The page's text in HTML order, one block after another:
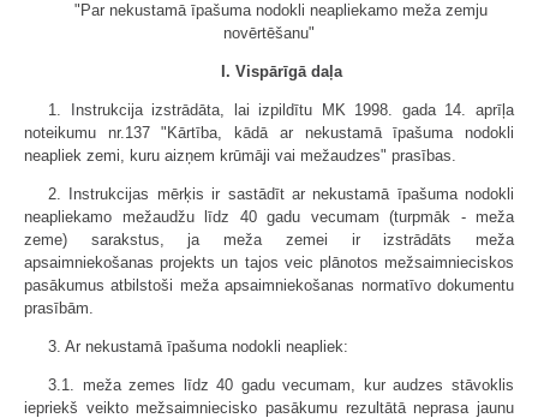
"Par nekustamā īpašuma nodokli neapliekamo meža zemju
novērtēšanu"
I. Vispārīgā daļa
1. Instrukcija izstrādāta, lai izpildītu MK 1998. gada 14. aprīļa
noteikumu nr.137 "Kārtība, kādā ar nekustamā īpašuma nodokli
neapliek zemi, kuru aizņem krūmāji vai mežaudzes" prasības.
2. Instrukcijas mērķis ir sastādīt ar nekustamā īpašuma nodokli
neapliekamo mežaudžu līdz 40 gadu vecumam (turpmāk - meža
zeme) sarakstus, ja meža zemei ir izstrādāts meža
apsaimniekošanas projekts un tajos veic plānotos mežsaimnieciskos
pasākumus atbilstoši meža apsaimniekošanas normatīvo dokumentu
prasībām.
3. Ar nekustamā īpašuma nodokli neapliek:
3.1. meža zemes līdz 40 gadu vecumam, kur audzes stāvoklis
iepriekš veikto mežsaimniecisko pasākumu rezultātā neprasa jaunu